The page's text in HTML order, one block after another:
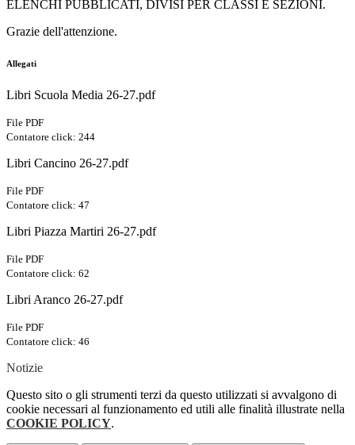
ELENCHI PUBBLICATI, DIVISI PER CLASSI E SEZIONI.
Grazie dell'attenzione.
Allegati
Libri Scuola Media 26-27.pdf
File PDF
Contatore click: 244
Libri Cancino 26-27.pdf
File PDF
Contatore click: 47
Libri Piazza Martiri 26-27.pdf
File PDF
Contatore click: 62
Libri Aranco 26-27.pdf
File PDF
Contatore click: 46
Notizie
Questo sito o gli strumenti terzi da questo utilizzati si avvalgono di
cookie necessari al funzionamento ed utili alle finalità illustrate nella
COOKIE POLICY.